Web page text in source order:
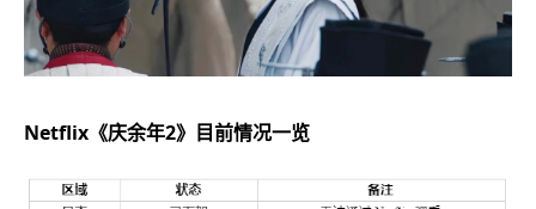
Netflix《庆余年2》目前情况一览